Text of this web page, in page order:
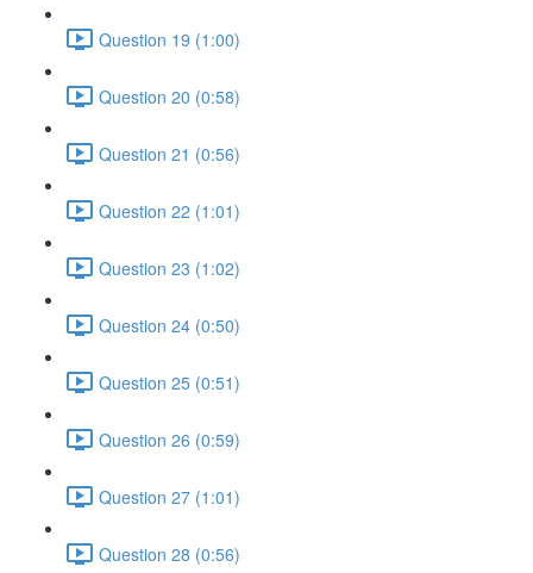
Question 19 (1:00)
Question 20 (0:58)
Question 21 (0:56)
Question 22 (1:01)
Question 23 (1:02)
Question 24 (0:50)
Question 25 (0:51)
Question 26 (0:59)
Question 27 (1:01)
Question 28 (0:56)